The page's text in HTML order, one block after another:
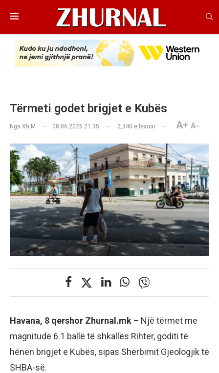
Tërmeti godet brigjet e Kubës
Nga Xh M 08.06.2026 21:35 2,340 e lexuar A+ A-
Havana, 8 qershor Zhurnal.mk – Një tërmet me
magnitudë 6.1 ballë të shkallës Rihter, goditi të
hënën brigjet e Kubës, sipas Shërbimit Gjeologjik të
SHBA-së.